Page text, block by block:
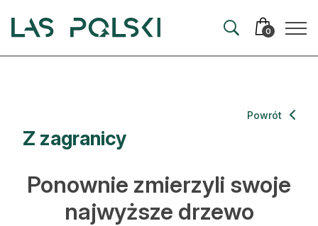
0
Artykuły
Hodowla lasu
Ochrona lasu
Z zagranicy
Powrót
Ponownie zmierzyli swoje
najwyższe drzewo